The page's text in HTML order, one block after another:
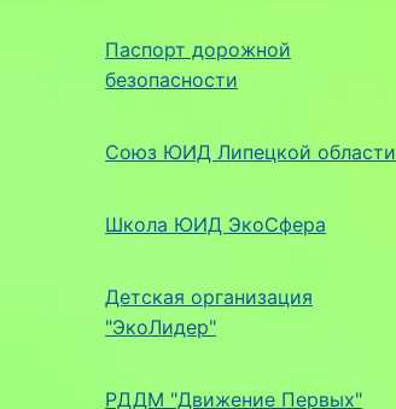
Паспорт дорожной
безопасности
Союз ЮИД Липецкой области
Школа ЮИД ЭкоСфера
Детская организация
"ЭкоЛидер"
РДДМ "Движение Первых"